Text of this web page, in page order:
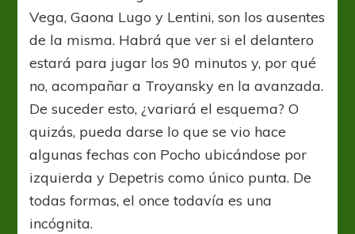
Vega, Gaona Lugo y Lentini, son los ausentes
de la misma. Habrá que ver si el delantero
estará para jugar los 90 minutos y, por qué
no, acompañar a Troyansky en la avanzada.
De suceder esto, ¿variará el esquema? O
quizás, pueda darse lo que se vio hace
algunas fechas con Pocho ubicándose por
izquierda y Depetris como único punta. De
todas formas, el once todavía es una
incógnita.